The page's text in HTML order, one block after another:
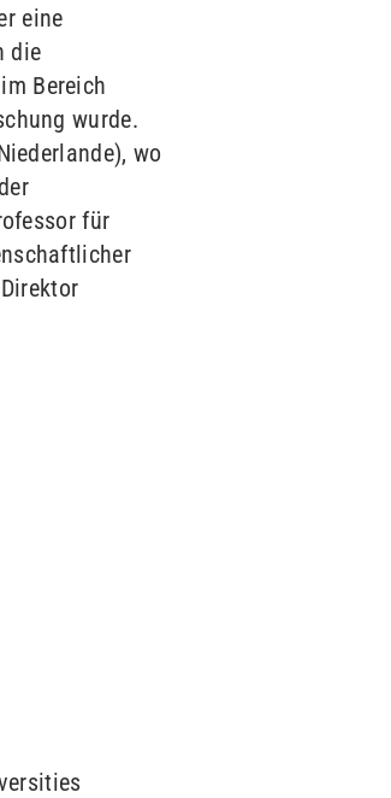
eine
die
Bereich
wurde.
wo
für